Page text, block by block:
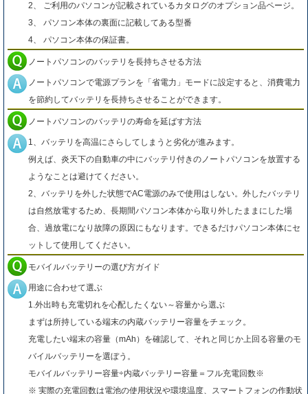
2、 ご利用のパソコンが記載されているカタログのオプション品ページ。
3、 パソコン本体の裏面に記載してある型番
4、 パソコン本体の保証書。
ノートパソコンのバッテリを長持ちさせる方法
ノートパソコンで電源プランを「省電力」モードに設定すると、消費電力
を節約してバッテリを長持ちさせることができます。
ノートパソコンのバッテリの寿命を延ばす方法
1、バッテリを高温にさらしてしまうと劣化が進みます。
例えば、炎天下の自動車の中にバッテリ付きのノートパソコンを放置する
ようなことは避けてください。
2、バッテリを外した状態でAC電源のみで使用はしない。外したバッテリ
は自然放電するため、長期間パソコン本体から取り外したままにした場
合、過放電になり故障の原因にもなります。できるだけパソコン本体にセ
ットして使用してください。
モバイルバッテリーの選び方ガイド
用途に合わせて選ぶ
1.外出時も充電切れを心配したくない～容量から選ぶ
まずは所持している端末の内蔵バッテリー容量をチェック。
充電したい端末の容量（mAh）を確認して、それと同じか上回る容量のモ
バイルバッテリーを選ぼう。
モバイルバッテリー容量÷内蔵バッテリー容量＝フル充電回数※
※ 実際の充電回数は電池の使用状況や環境温度、スマートフォンの作動状